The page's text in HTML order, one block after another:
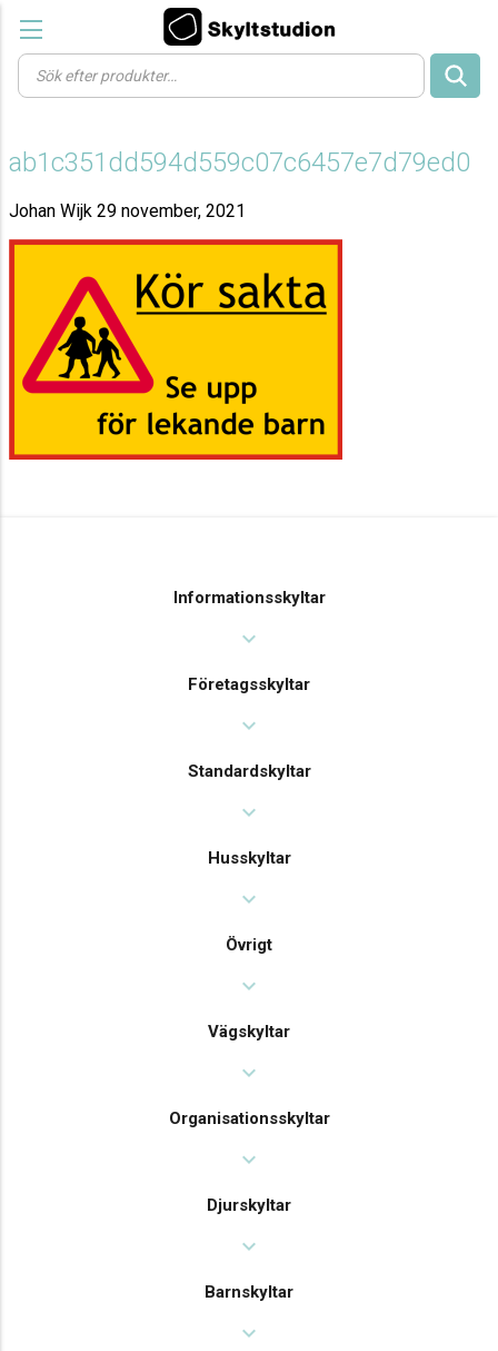
Products
search
ab1c351dd594d559c07c6457e7d79ed0
Johan Wijk 29 november, 2021
Informationsskyltar
expand_more
Företagsskyltar
expand_more
Standardskyltar
expand_more
Husskyltar
expand_more
Övrigt
expand_more
Vägskyltar
expand_more
Organisationsskyltar
expand_more
Djurskyltar
expand_more
Barnskyltar
expand_more